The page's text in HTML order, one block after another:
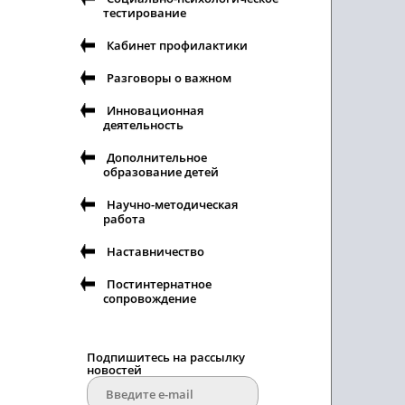
тестирование
Кабинет профилактики
Разговоры о важном
Инновационная
деятельность
Дополнительное
образование детей
Научно-методическая
работа
Наставничество
Постинтернатное
сопровождение
Подпишитесь на рассылку
новостей